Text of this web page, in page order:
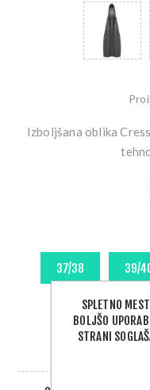
Izboljšana oblika
SPLETNO
BOLJŠO
STRANI